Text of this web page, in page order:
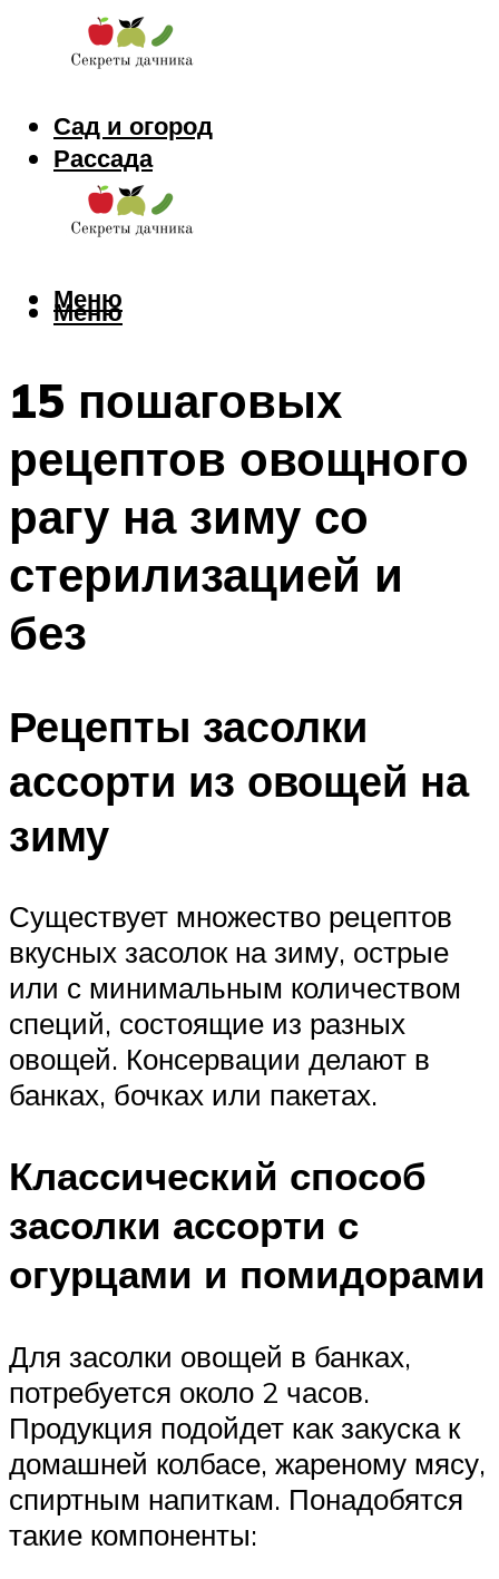
Сад и огород
Рассада
Цветы
Заготовки
Меню
Меню
15 пошаговых
рецептов овощного
рагу на зиму со
стерилизацией и
без
Рецепты засолки
ассорти из овощей на
зиму
Существует множество рецептов
вкусных засолок на зиму, острые
или с минимальным количеством
специй, состоящие из разных
овощей. Консервации делают в
банках, бочках или пакетах.
Классический способ
засолки ассорти с
огурцами и помидорами
Для засолки овощей в банках,
потребуется около 2 часов.
Продукция подойдет как закуска к
домашней колбасе, жареному мясу,
спиртным напиткам. Понадобятся
такие компоненты: